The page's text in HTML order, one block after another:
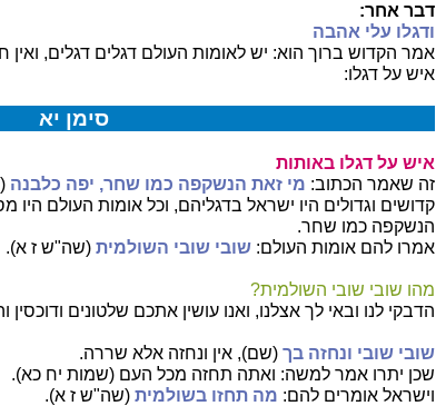
דבר אחר:
ודגלו עלי אהבה
אמר הקדוש ברוך הוא: יש לאומות העולם דגלים דגלים,
איש על דגלו:
סימן יא
איש על דגלו באותות
זה שאמר הכתוב: מי זאת הנשקפה כמו שחר, יפה כלבנה
קדושים וגדולים היו ישראל בדגליהם, וכל אומות העולם היו
הנשקפה כמו שחר.
אמרו להם אומות העולם: שובי שובי השולמית (שה"ש ז א).
מהו שובי שובי השולמית?
הדבקי לנו ובאי לך אצלנו, ואנו עושין אתכם שלטונים ודוכסין
שובי שובי ונחזה בך (שם), אין ונחזה אלא שררה.
שכן יתרו אמר למשה: ואתה תחזה מכל העם (שמות יח כא).
וישראל אומרים להם: מה תחזו בשולמית (שה"ש ז א).